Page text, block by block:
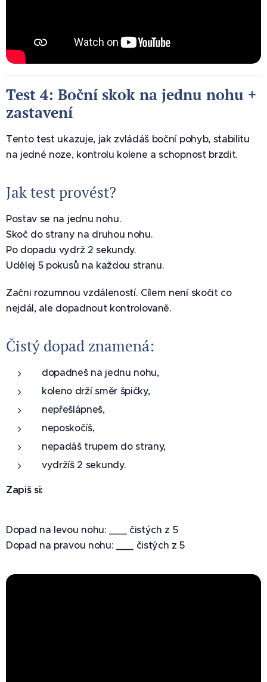
Test 4: Boční skok na jednu nohu +
zastavení 🔁
Tento test ukazuje, jak zvládáš boční pohyb, stabilitu
na jedné noze, kontrolu kolene a schopnost brzdit.
Jak test provést?
Postav se na jednu nohu.
Skoč do strany na druhou nohu.
Po dopadu vydrž 2 sekundy.
Udělej 5 pokusů na každou stranu.
Začni rozumnou vzdáleností. Cílem není skočit co
nejdál, ale dopadnout kontrolovaně.
Čistý dopad znamená:
dopadneš na jednu nohu,
koleno drží směr špičky,
nepřešlápneš,
neposkočíš,
nepadáš trupem do strany,
vydržíš 2 sekundy.
Zapiš si:
Dopad na levou nohu: ___ čistých z 5
Dopad na pravou nohu: ___ čistých z 5